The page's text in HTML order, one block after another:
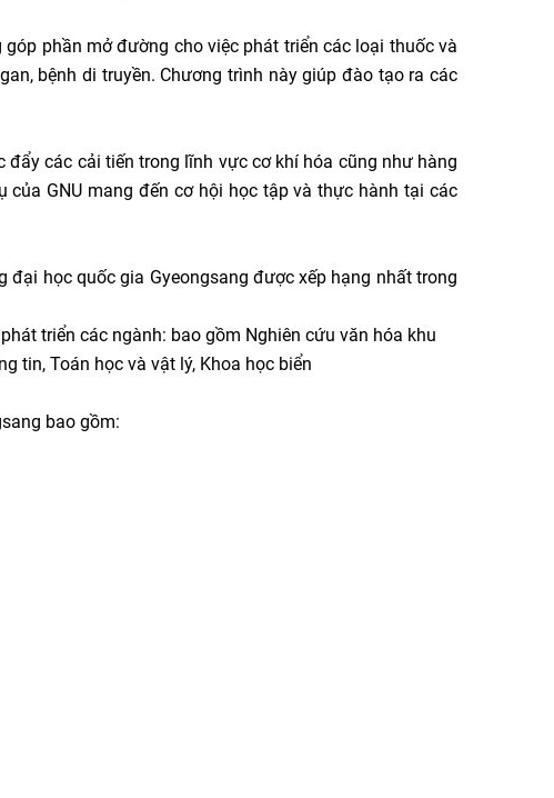
phần mở đường cho việc phát triển các loại thuốc và
bệnh di truyền. Chương trình này giúp đào tạo ra các
các cải tiến trong lĩnh vực cơ khí hóa cũng như hàng
GNU mang đến cơ hội học tập và thực hành tại các
học quốc gia Gyeongsang được xếp hạng nhất trong
triển các ngành: bao gồm Nghiên cứu văn hóa khu
tin, Toán học và vật lý, Khoa học biển
bao gồm: